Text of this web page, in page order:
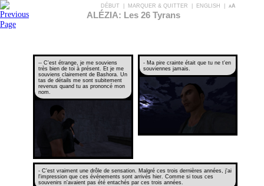
DÉBUT MARQUER & QUITTER ENGLISH aA
ALÉZIA: Les 26 Tyrans
-- C'est étrange, je me souviens
très bien de toi à présent. Et je me
souviens clairement de Bashora. Un
tas de détails me sont subitement
revenus quand tu as prononcé mon
nom.
- Ma pire crainte était que tu ne t'en
souviennes jamais.
- C'est vraiment une drôle de sensation. Malgré ces trois dernières années, j'ai
l'impression que ces événements sont arrivés hier. Comme si tous ces
souvenirs n'avaient pas été entachés par ces trois années.